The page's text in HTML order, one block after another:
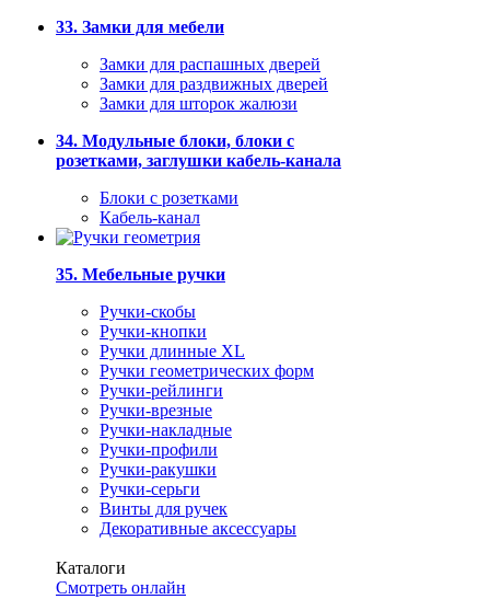
33. Замки для мебели
Замки для распашных дверей
Замки для раздвижных дверей
Замки для шторок жалюзи
34. Модульные блоки, блоки с
розетками, заглушки кабель-канала
Блоки с розетками
Кабель-канал
35. Мебельные ручки
Ручки-скобы
Ручки-кнопки
Ручки длинные XL
Ручки геометрических форм
Ручки-рейлинги
Ручки-врезные
Ручки-накладные
Ручки-профили
Ручки-ракушки
Ручки-серьги
Винты для ручек
Декоративные аксессуары
Каталоги
Смотреть онлайн